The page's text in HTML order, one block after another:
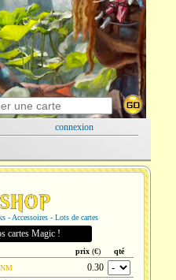
connexion
- Accessoires - Lots de cartes
cartes Magic !
prix (€) qté
NM
0.30